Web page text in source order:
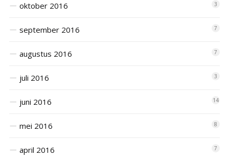
oktober 2016 3
september 2016 7
augustus 2016 7
juli 2016 3
juni 2016 14
mei 2016 8
april 2016 7